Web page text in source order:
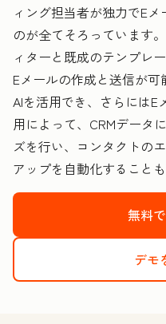
ィング担当者が独力でE
のが全てそろっています
ィターと既成のテンプレ
Eメールの作成と送信が
AIを活用でき、さらにはE
用によって、CRMデータ
ズを行い、コンタクトの
アップを自動化することも
無料
デモ